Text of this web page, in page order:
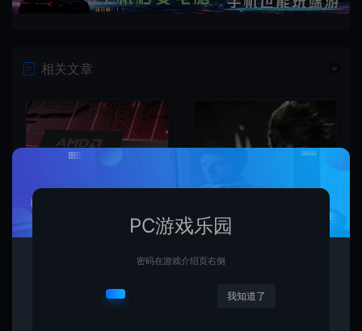
相关文章
AMD下代RDNA5显卡将迎来
《失落之魂》不当言论事件：
PC游戏乐园
密码在游戏介绍页右侧
我知道了